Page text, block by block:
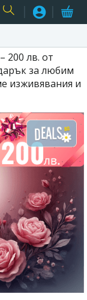
200 лв. от
за любим
изживявания и